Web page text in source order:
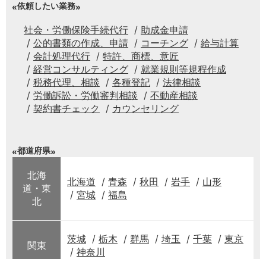
依頼したい業務
社会・労働保険手続代行
助成金申請
公的書類の作成、申請
コーチング
給与計算
会計処理代行
特許、商標、意匠
経営コンサルティング
就業規則等規程作成
税務代理、相談
各種登記
法律相談
労働訴訟・労働審判相談
不動産相談
契約書チェック
カウンセリング
都道府県
北海
道・東
北
北海道 青森 秋田 岩手
山形
宮城
福島
関東
茨城 栃木 群馬 埼玉 千葉
東京
神奈川